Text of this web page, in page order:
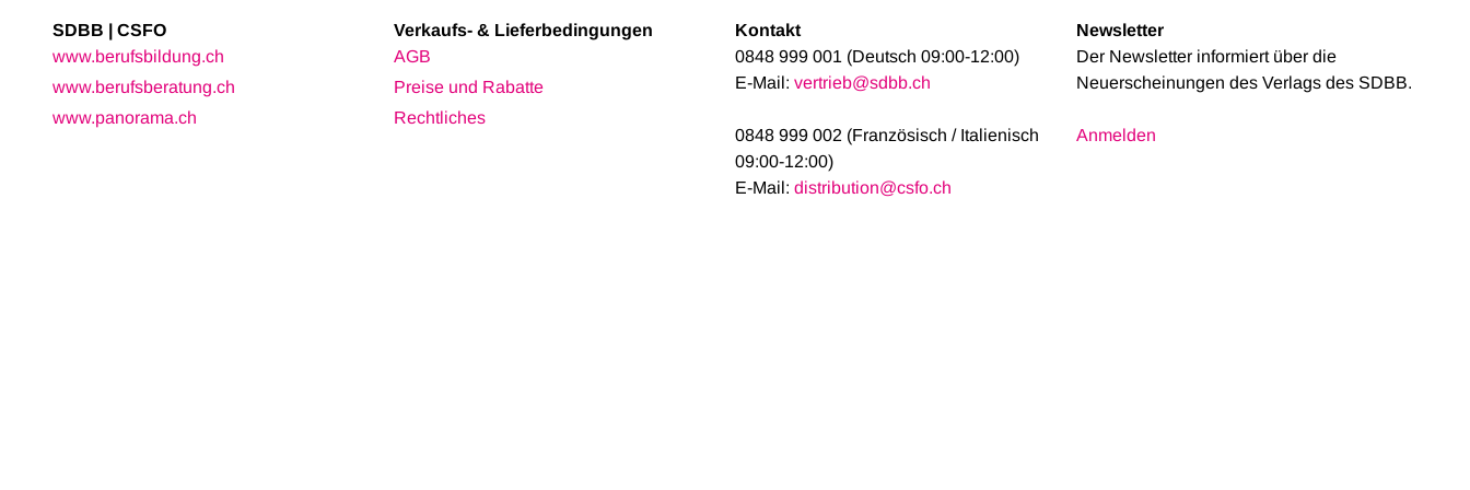
SDBB | CSFO
www.berufsbildung.ch
www.berufsberatung.ch
www.panorama.ch
Verkaufs- & Lieferbedingungen
AGB
Preise und Rabatte
Rechtliches
Kontakt
0848 999 001 (Deutsch 09:00-12:00)
E-Mail: vertrieb@sdbb.ch
0848 999 002 (Französisch / Italienisch
09:00-12:00)
E-Mail: distribution@csfo.ch
Newsletter
Der Newsletter informiert über die
Neuerscheinungen des Verlags des SDBB.
Anmelden